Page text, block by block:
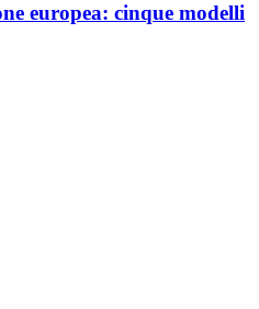
europea: cinque modelli